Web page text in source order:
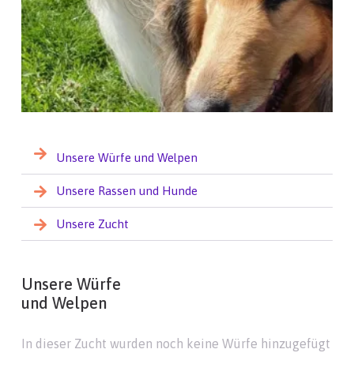
Unsere Würfe und Welpen
Unsere Rassen und Hunde
Unsere Zucht
Unsere Würfe
und Welpen
In dieser Zucht wurden noch keine Würfe hinzugefügt